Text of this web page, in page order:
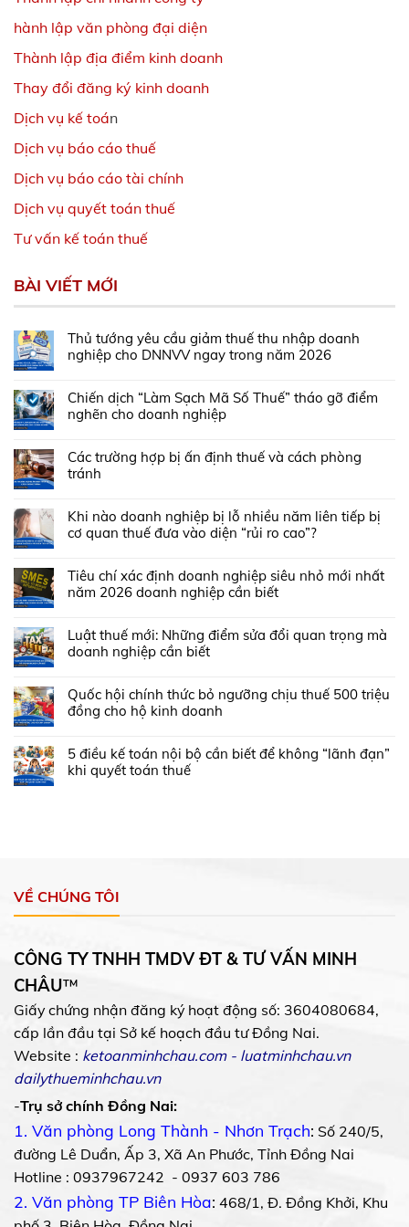
hành lập văn phòng đại diện
Thành lập địa điểm kinh doanh
Thay đổi đăng ký kinh doanh
Dịch vụ kế toán
Dịch vụ báo cáo thuế
Dịch vụ báo cáo tài chính
Dịch vụ quyết toán thuế
Tư vấn kế toán thuế
BÀI VIẾT MỚI
Thủ tướng yêu cầu giảm thuế thu nhập doanh
nghiệp cho DNNVV ngay trong năm 2026
Chiến dịch “Làm Sạch Mã Số Thuế” tháo gỡ điểm
nghẽn cho doanh nghiệp
Các trường hợp bị ấn định thuế và cách phòng
tránh
Khi nào doanh nghiệp bị lỗ nhiều năm liên tiếp bị
cơ quan thuế đưa vào diện “rủi ro cao”?
Tiêu chí xác định doanh nghiệp siêu nhỏ mới nhất
năm 2026 doanh nghiệp cần biết
Luật thuế mới: Những điểm sửa đổi quan trọng mà
doanh nghiệp cần biết
Quốc hội chính thức bỏ ngưỡng chịu thuế 500 triệu
đồng cho hộ kinh doanh
5 điều kế toán nội bộ cần biết để không “lãnh đạn”
khi quyết toán thuế
VỀ CHÚNG TÔI
CÔNG TY TNHH TMDV ĐT & TƯ VẤN MINH
CHÂU™
Giấy chứng nhận đăng ký hoạt động số: 3604080684,
cấp lần đầu tại Sở kế hoạch đầu tư Đồng Nai.
Website : ketoanminhchau.com- luatminhchau.vn
dailythueminhchau.vn
-Trụ sở chính Đồng Nai:
1. Văn phòng Long Thành - Nhơn Trạch: Số 240/5,
đường Lê Duẩn, Ấp 3, Xã An Phước, Tỉnh Đồng Nai
Hotline : 0937967242 - 0937 603 786
2. Văn phòng TP Biên Hòa: 468/1, Đ. Đồng Khởi, Khu